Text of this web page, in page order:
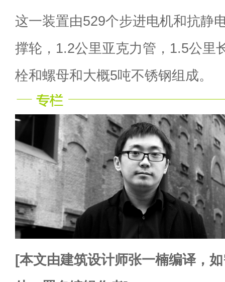
这一装置由529个步进电机和抗静
撑轮，1.2公里亚克力管，1.5公里
栓和螺母和大概5吨不锈钢组成。
[本文由建筑设计师张一楠编译，